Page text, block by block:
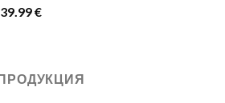
€Current